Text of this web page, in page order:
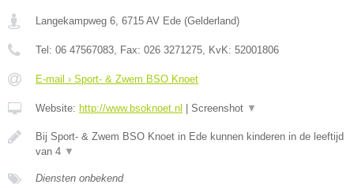
Langekampweg 6 6715 AV Ede (Gelderland)
Tel: 06 47567083 , Fax: 026 3271275 , KvK: 52001806
E-mail › Sport- & Zwem BSO Knoet
Website: http://www.bsoknoet.nl | Screenshot ▼
Bij Sport- & Zwem BSO Knoet in Ede kunnen kinderen in de leeftijd
van 4 ▼
Diensten onbekend